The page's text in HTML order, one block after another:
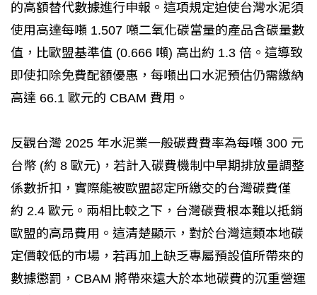
的高額替代數據進行申報。這項規定迫使台灣水泥須
使用高達每噸 1.507 噸二氧化碳當量的產品含碳量數
值，比歐盟基準值 (0.666 噸) 高出約 1.3 倍。這導致
即使扣除免費配額優惠，每噸出口水泥預估仍需繳納
高達 66.1 歐元的 CBAM 費用。
反觀台灣 2025 年水泥業一般碳費費率為每噸 300 元
台幣 (約 8 歐元)，若計入碳費機制中早期排放量調整
係數折扣，實際能被歐盟認定所繳交的台灣碳費僅
約 2.4 歐元。兩相比較之下，台灣碳費根本難以抵銷
歐盟的高昂費用。這清楚顯示，對於台灣這類本地碳
定價較低的市場，若再加上缺乏專屬預設值所帶來的
數據懲罰，CBAM 將帶來遠大於本地碳費的沉重營運